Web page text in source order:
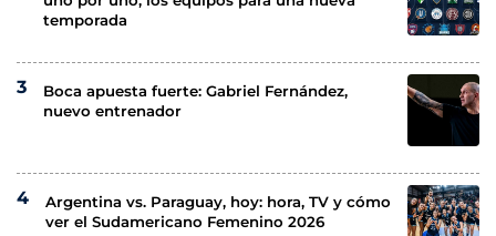
temporada
Boca apuesta fuerte: Gabriel Fernández,
nuevo entrenador
Argentina vs. Paraguay, hoy: hora, TV y cómo
ver el Sudamericano Femenino 2026